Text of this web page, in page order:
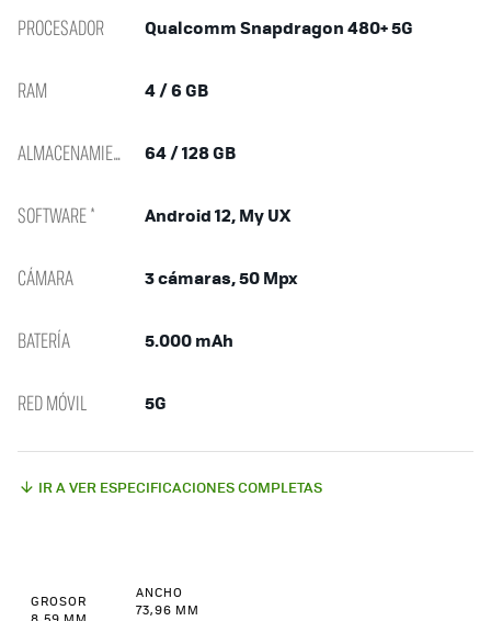
PROCESADOR Qualcomm Snapdragon 480+ 5G
RAM 4 / 6 GB
ALMACENAMIENTO 64 / 128 GB
SOFTWARE * Android 12, My UX
CÁMARA 3 cámaras, 50 Mpx
BATERÍA 5.000 mAh
RED MÓVIL 5G
IR A VER ESPECIFICACIONES COMPLETAS
GROSOR
ANCHO
73,96 MM